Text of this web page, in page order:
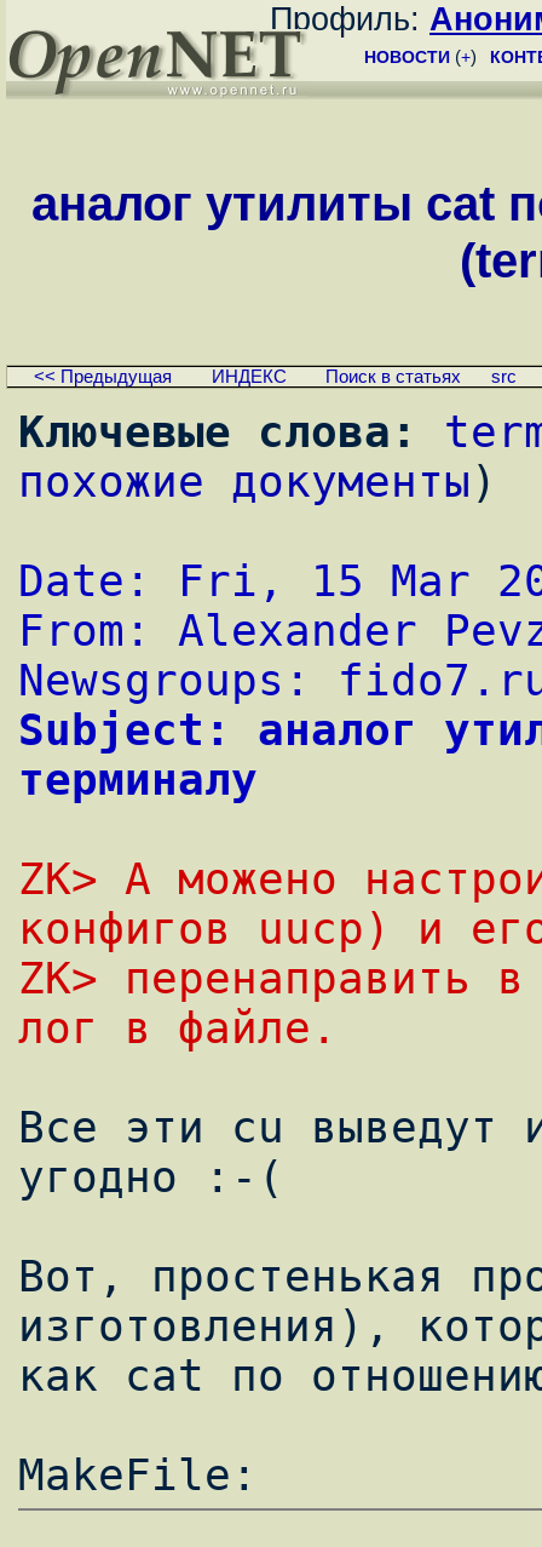
Профиль:
НОВОСТИ (+)
аналог утилиты cat
<< Предыдущая ИНДЕКС Поиск в статьях src
Ключевые слова:
похожие документы)
Date: Fri, 15 Mar
From: Alexander
Newsgroups:
Subject: аналог
терминалу
ZK> А можено
конфигов uucp) и
ZK> перенаправить
лог в файле.
Все эти cu выведут
угодно :-(
Вот, простенькая
изготовления),
как cat по